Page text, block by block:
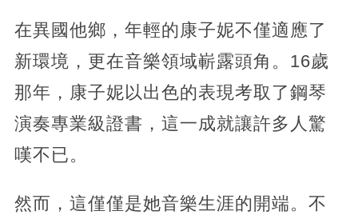
在異國他鄉，年輕的康子妮不僅適應了
新環境，更在音樂領域嶄露頭角。16歲
那年，康子妮以出色的表現考取了鋼琴
演奏專業級證書，這一成就讓許多人驚
嘆不已。
然而，這僅僅是她音樂生涯的開端。不